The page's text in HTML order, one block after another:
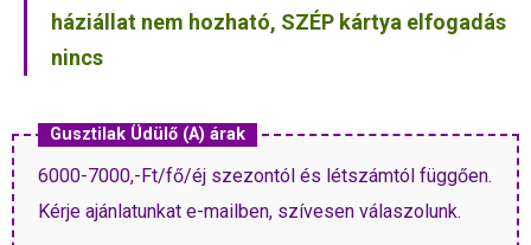
háziállat nem hozható, SZÉP kártya elfogadás
nincs
Gusztilak Üdülő (A) árak
6000-7000,-Ft/fő/éj szezontól és létszámtól függően.
Kérje ajánlatunkat e-mailben, szívesen válaszolunk.